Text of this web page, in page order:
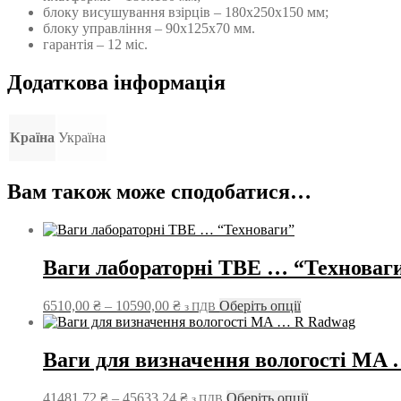
блоку висушування взірців – 180х250х150 мм;
блоку управління – 90х125х70 мм.
гарантія – 12 міс.
Додаткова інформація
Країна Україна
Вам також може сподобатися…
Ваги лабораторні ТВЕ …
6510,00 ₴ – 10590,00 ₴Діапазон
цін:
до
з ПДВ Оберіть опціїЦей
товар
варіантів.
Ваги для визначення вологості
41481,72 ₴ – 45633,24 ₴ДіапазонОберіть опціїЦей